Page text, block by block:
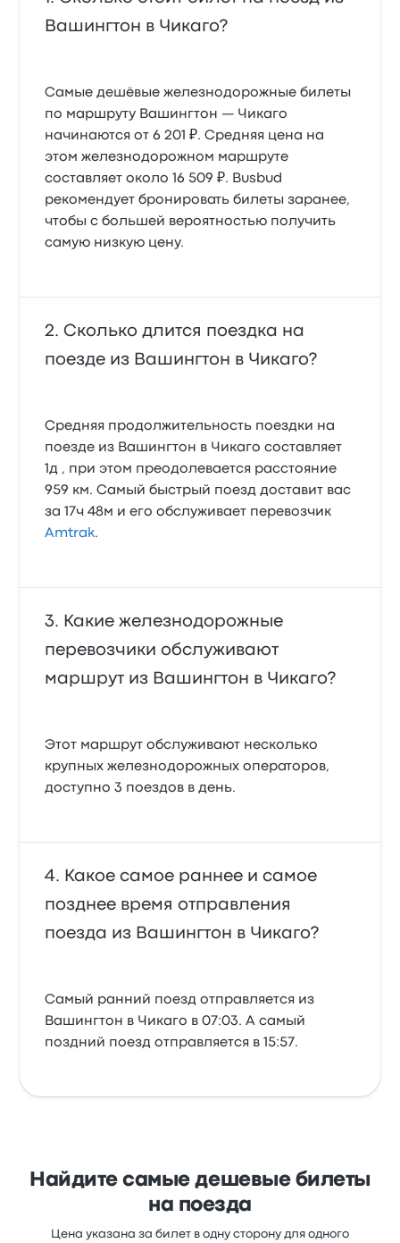
Вашингтон в Чикаго?
Самые дешёвые железнодорожные билеты
по маршруту Вашингтон — Чикаго
начинаются от 6 201 ₽. Средняя цена на
этом железнодорожном маршруте
составляет около 16 509 ₽. Busbud
рекомендует бронировать билеты заранее,
чтобы с большей вероятностью получить
самую низкую цену.
Сколько длится поездка на
поезде из Вашингтон в Чикаго?
Средняя продолжительность поездки на
поезде из Вашингтон в Чикаго составляет
1д , при этом преодолевается расстояние
959 км. Самый быстрый поезд доставит вас
за 17ч 48м и его обслуживает перевозчик
Amtrak.
Какие железнодорожные
перевозчики обслуживают
маршрут из Вашингтон в Чикаго?
Этот маршрут обслуживают несколько
крупных железнодорожных операторов,
доступно 3 поездов в день.
Какое самое раннее и самое
позднее время отправления
поезда из Вашингтон в Чикаго?
Самый ранний поезд отправляется из
Вашингтон в Чикаго в 07:03. А самый
поздний поезд отправляется в 15:57.
Найдите самые дешевые билеты
на поезда
Цена указана за билет в одну сторону для одного